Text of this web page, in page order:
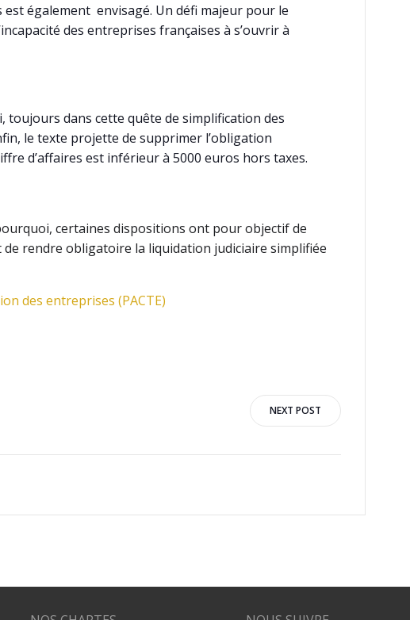
également envisagé. Un défi majeur pour le
des entreprises françaises à s’ouvrir à
toujours dans cette quête de simplification des
le texte projette de supprimer l’obligation
d’affaires est inférieur à 5000 euros hors taxes.
certaines dispositions ont pour objectif de
rendre obligatoire la liquidation judiciaire simplifiée
des entreprises (PACTE)
NEXT POST